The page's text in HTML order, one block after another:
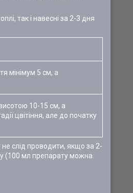
так і навесні за 2-3 дня
мінімум 5 см, а
висотою 10-15 см, а
цвітіння, але до початку
слід проводити, якщо за 2-
(100 мл препарату можна